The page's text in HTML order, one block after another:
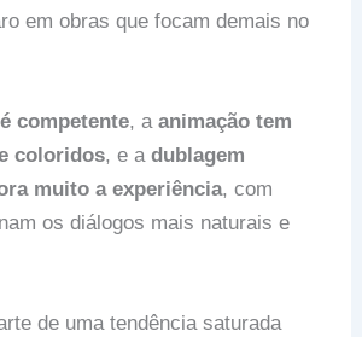
em obras que focam demais no
competente, aanimação tem
coloridos, e adublagem
muito a experiência, com
os diálogos mais naturais e
de uma tendência saturada